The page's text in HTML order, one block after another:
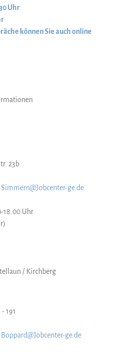
Uhr
können Sie auch online
23b
ge.de
18.00 Uhr
/ Kirchberg
191
ge.de